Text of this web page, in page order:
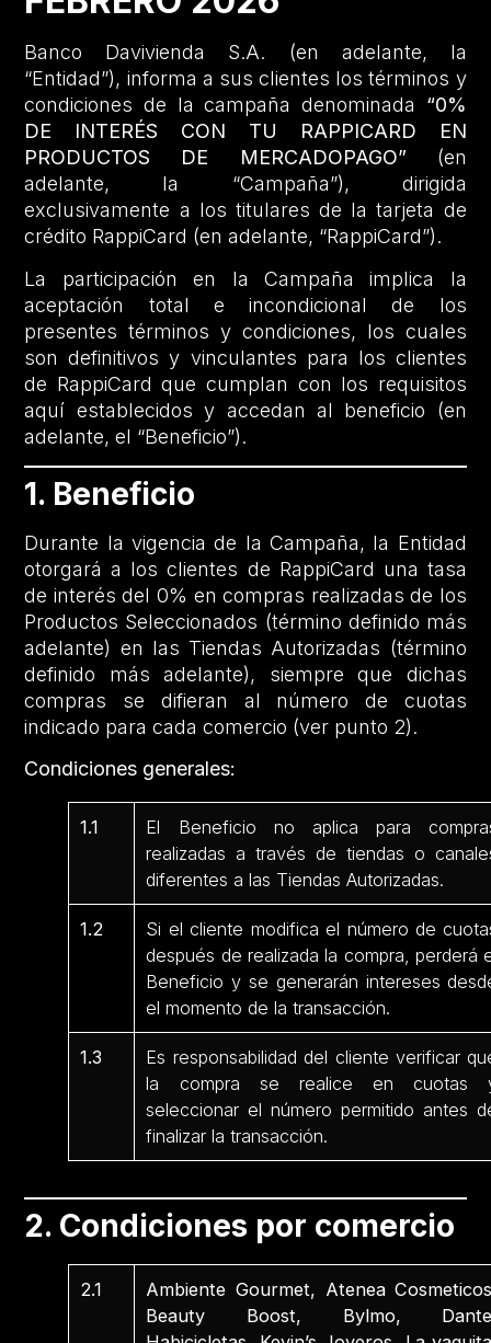
Banco Davivienda S.A. (en adelante, la
“Entidad”), informa a sus clientes los términos y
condiciones de la campaña denominada “0%
DE INTERÉS CON TU RAPPICARD EN
PRODUCTOS DE MERCADOPAGO” (en
adelante, la “Campaña”), dirigida
exclusivamente a los titulares de la tarjeta de
crédito RappiCard (en adelante, “RappiCard”).
La participación en la Campaña implica la
aceptación total e incondicional de los
presentes términos y condiciones, los cuales
son definitivos y vinculantes para los clientes
de RappiCard que cumplan con los requisitos
aquí establecidos y accedan al beneficio (en
adelante, el “Beneficio”).
1. Beneficio
Durante la vigencia de la Campaña, la Entidad
otorgará a los clientes de RappiCard una tasa
de interés del 0% en compras realizadas de los
Productos Seleccionados (término definido más
adelante) en las Tiendas Autorizadas (término
definido más adelante), siempre que dichas
compras se difieran al número de cuotas
indicado para cada comercio (ver punto 2).
Condiciones generales:
1.1
El Beneficio no aplica para
realizadas a través de tiendas o
diferentes a las Tiendas Autorizadas.
1.2
Si el cliente modifica el número de
después de realizada la compra, perderá
Beneficio y se generarán intereses
el momento de la transacción.
1.3
Es responsabilidad del cliente verificar
la compra se realice en cuotas
seleccionar el número permitido antes
finalizar la transacción.
2. Condiciones por comercio
2.1
Ambiente Gourmet, Atenea
Beauty Boost, Bylmo,